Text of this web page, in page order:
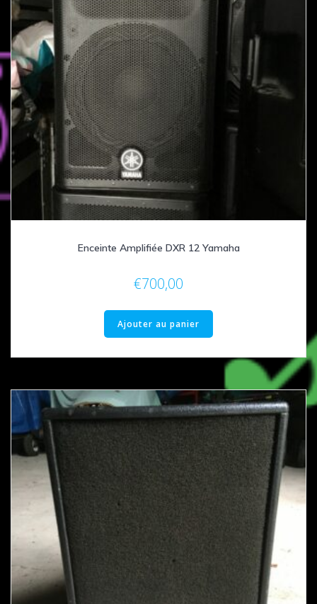
Enceinte Amplifiée DXR 12 Yamaha
€700,00
Ajouter au panier